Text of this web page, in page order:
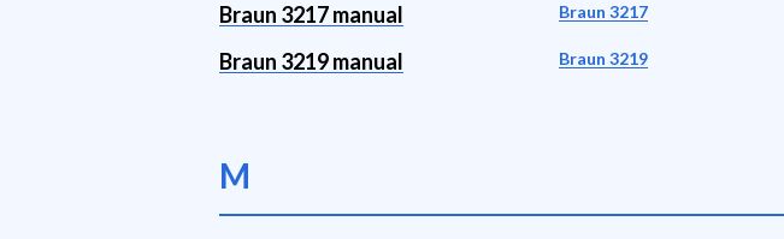
Braun 3217 manual Braun 3217
Braun 3219 manual Braun 3219
M